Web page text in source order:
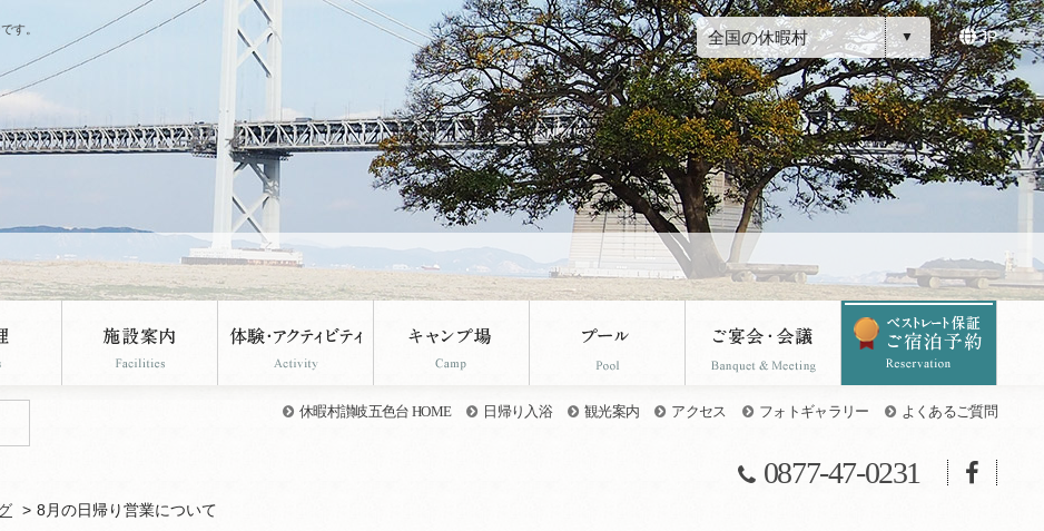
す。 全国の休暇村 JP
休暇村讃岐五色台 HOME 日帰り入浴 観光案内 アクセス フォトギャラリー よくあるご質問
0877-47-0231
8月の日帰り営業について